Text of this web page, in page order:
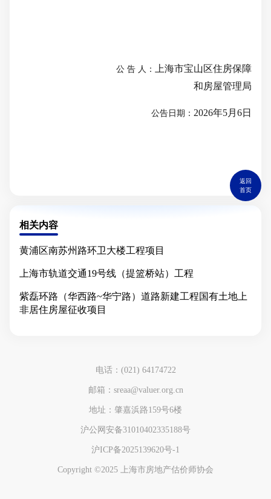
公 告 人：
上海市宝山区住房保障
和房屋管理局
公告日期： 2026年5月 6日
相关内容
黄浦区南苏州路环卫大楼工程项目
上海市轨道交通19号线（提篮桥站）工程
紫磊环路（华西路~华宁路）道路新建工程国有土地上
非居住房屋征收项目
电话：(021) 64174722
邮箱：sreaa@valuer.org.cn
地址：肇嘉浜路159号6楼
沪公网安备31010402335188号
沪ICP备2025139620号-1
Copyright ©2025 上海市房地产估价师协会
返回
首页